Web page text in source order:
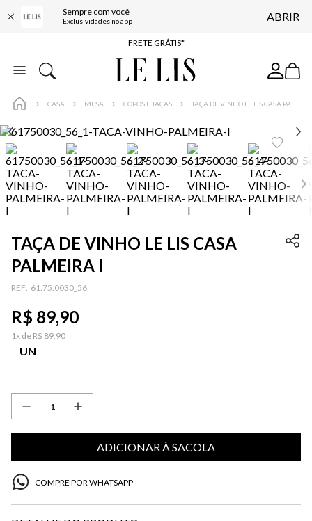
Sempre com você
Exclusividades no app ABRIR
ENTREGA EXPRESSA*
FRETE GRÁTIS*
BAIXE O APP
CASA MESA COPOS E TAÇAS
TAÇA DE VINHO LE LIS CASA
PALMEIRA I
: 61.75.0030_56
R$ 89,90
1x de R$ 89,90
UN
ADICIONAR À SACOLA
COMPRE POR WHATSAPP